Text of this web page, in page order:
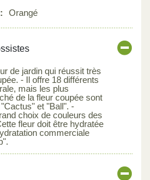
Orangé
de jardin qui réussit très
- Il offre 18 différents
mais les plus
de la fleur coupée sont
et "Ball". -
choix de couleurs des
fleur doit être hydratée
commerciale